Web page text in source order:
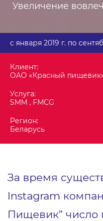
Увеличение
Клиент:
ОАО «Красный
Услуга:
SMM , FMCG
Регион:
Беларусь
с января 2019 г. по
За время
Instagram
Пищевик” число